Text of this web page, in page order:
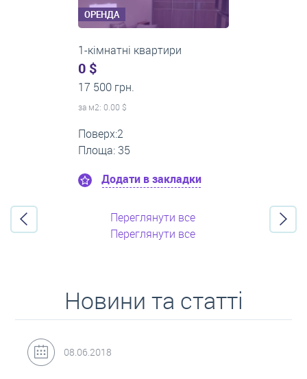
ОРЕНДА
3-кімнатні квартири
500 $
0 грн.
за м2: 8.33 $
Поверх:3
Площа: 60
Додати в закладки
Переглянути все
Переглянути все
Новини та статті
31.05.2018